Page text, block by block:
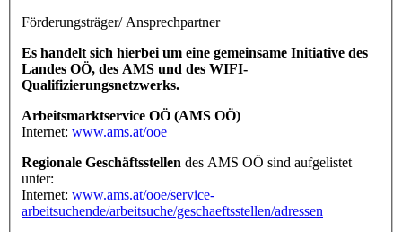
Förderungsträger/ Ansprechpartner
Es handelt sich hierbei um eine gemeinsame Initiative des
Landes OÖ, des AMS und des WIFI-
Qualifizierungsnetzwerks.
Arbeitsmarktservice OÖ (AMS OÖ)
Internet: www.ams.at/ooe
Regionale Geschäftsstellen des AMS OÖ sind aufgelistet
unter:
Internet: www.ams.at/ooe/service-
arbeitsuchende/arbeitsuche/geschaeftsstellen/adressen